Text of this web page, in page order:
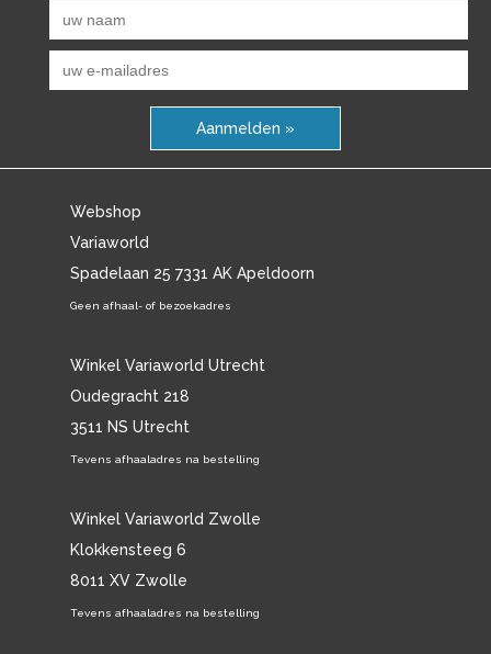
Aanmelden »
Webshop
Variaworld
Spadelaan 25 7331 AK Apeldoorn
Geen afhaal- of bezoekadres
Winkel Variaworld Utrecht
Oudegracht 218
3511 NS Utrecht
Tevens afhaaladres na bestelling
Winkel Variaworld Zwolle
Klokkensteeg 6
8011 XV Zwolle
Tevens afhaaladres na bestelling